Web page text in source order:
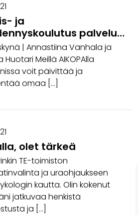
ja
palvelut
| Annastiina Vanhala ja
Huotari Meillä AIKOPAlla
voit päivittää ja
omaa […]
olet tärkeä
TE-toimiston
ja uraohjaukseen
kautta. Olin kokenut
jatkuvaa henkistä
ja […]